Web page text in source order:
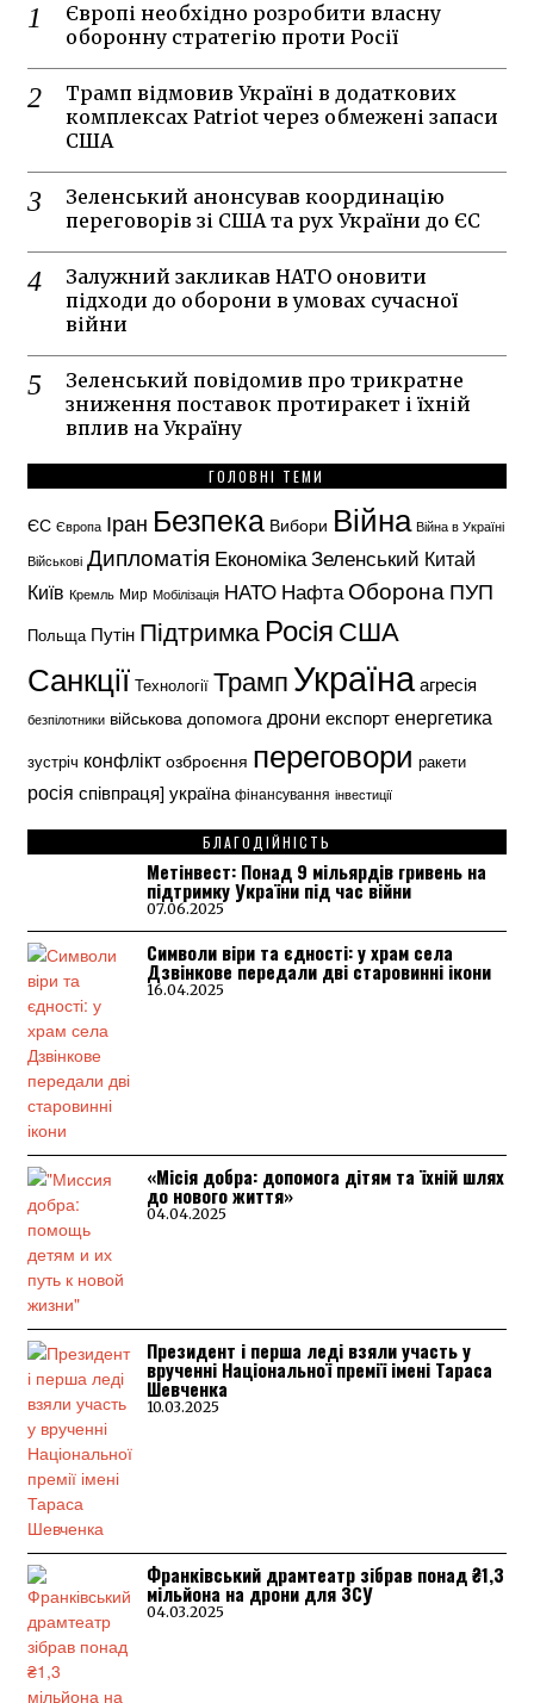
Європі необхідно розробити власну
оборонну стратегію проти Росії
Трамп відмовив Україні в додаткових
комплексах Patriot через обмежені запаси
США
Зеленський анонсував координацію
переговорів зі США та рух України до ЄС
Залужний закликав НАТО оновити
підходи до оборони в умовах сучасної
війни
Зеленський повідомив про трикратне
зниження поставок протиракет і їхній
вплив на Україну
ГОЛОВНІ ТЕМИ
ЄС Європа Іран Безпека Вибори Війна Війна в Україні
Військові Дипломатія ЕкономікаЗеленський Китай
Київ Кремль Мир Мобілізація НАТО НафтаОборона ПУП
Польща Путін Підтримка РосіяСША
Санкції Технології ТрампУкраїнаагресія
безпілотники військова допомога дрони експорт енергетика
зустріч конфлікт озброєння переговори ракети
росія співпраця] україна фінансування інвестиції
БЛАГОДІЙНІСТЬ
Метінвест: Понад 9 мільярдів гривень на
підтримку України під час війни
07.06.2025
Символи віри та єдності: у храм села
Дзвінкове передали дві старовинні ікони
16.04.2025
«Місія добра: допомога дітям та їхній шлях
до нового життя»
04.04.2025
Президент і перша леді взяли участь у
врученні Національної премії імені Тараса
Шевченка
10.03.2025
Франківський драмтеатр зібрав понад ₴1,3
мільйона на дрони для ЗСУ
04.03.2025